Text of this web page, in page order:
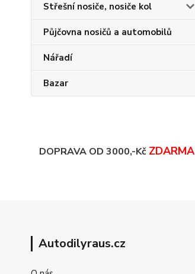
Střešní nosiče, nosiče kol
Půjčovna nosičů a automobilů
Nářadí
Bazar
DOPRAVA OD 3000,-Kč ZDARMA
Autodilyraus.cz